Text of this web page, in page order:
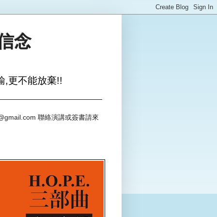
念
,更不能放棄!!
聯絡演講或簽書請來